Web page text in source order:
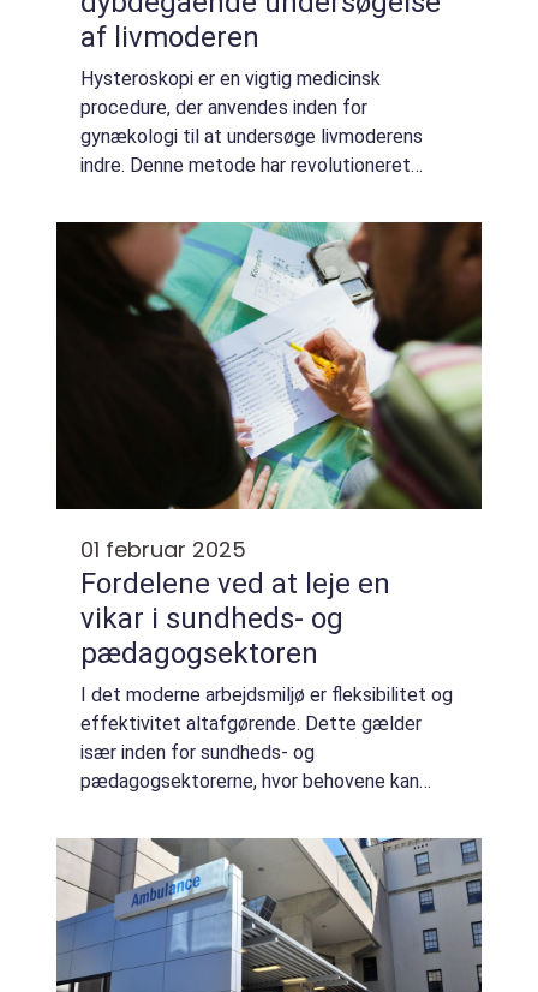
af livmoderen
Hysteroskopi er en vigtig medicinsk
procedure, der anvendes inden for
gynækologi til at undersøge livmoderens
indre. Denne metode har revolutioneret
behandler mange gynækologiske tilst...
01 februar 2025
Fordelene ved at leje en
vikar i sundheds- og
pædagogsektoren
I det moderne arbejdsmiljø er fleksibilitet og
effektivitet altafgørende. Dette gælder
især inden for sundheds- og
pædagogsektorerne, hvor behovene kan
opdaget fordelene...